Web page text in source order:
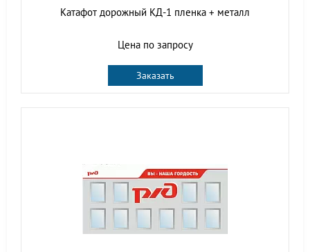
Катафот дорожный КД-1 пленка + металл
Цена по запросу
Заказать